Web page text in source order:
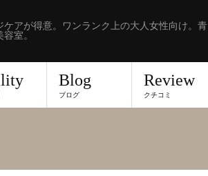
アが得意。ワンランク上の大人女性向け。青
室。
Blog
ブログ
Review
クチコミ